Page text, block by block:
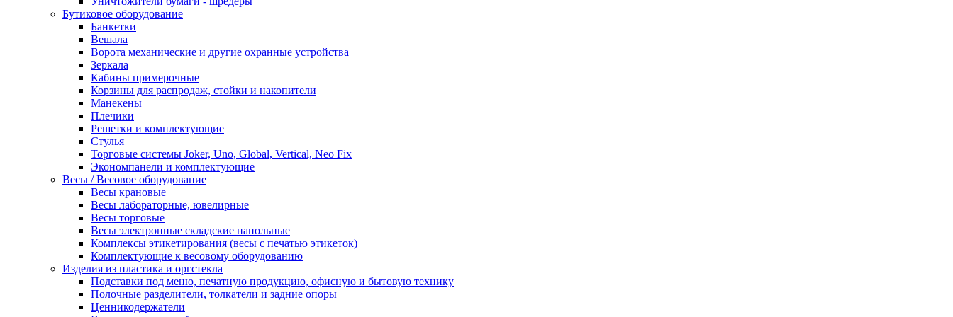
Бутиковое оборудование
Банкетки
Вешала
Ворота механические и другие охранные устройства
Зеркала
Кабины примерочные
Корзины для распродаж, стойки и накопители
Манекены
Плечики
Решетки и комплектующие
Стулья
Торговые системы Joker, Uno, Global, Vertical, Neo Fix
Экономпанели и комплектующие
Весы / Весовое оборудование
Весы крановые
Весы лабораторные, ювелирные
Весы торговые
Весы электронные складские напольные
Комплексы этикетирования (весы с печатью этикеток)
Комплектующие к весовому оборудованию
Изделия из пластика и оргстекла
Подставки под меню, печатную продукцию, офисную и бытовую технику
Полочные разделители, толкатели и задние опоры
Ценникодержатели